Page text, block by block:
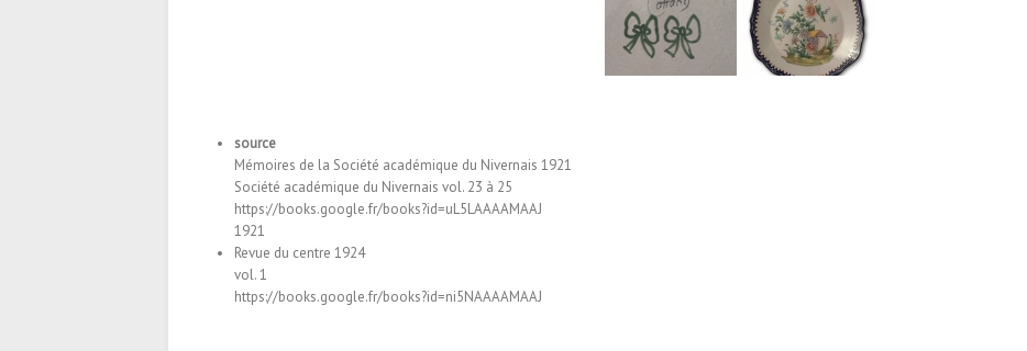
source
Mémoires de la Société académique du Nivernais 1921
Société académique du Nivernais vol. 23 à 25
https://books.google.fr/books?id=uL5LAAAAMAAJ
1921
Revue du centre 1924
vol. 1
https://books.google.fr/books?id=ni5NAAAAMAAJ